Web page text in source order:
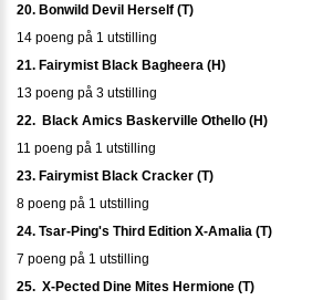
20. Bonwild Devil Herself (T)
14 poeng på 1 utstilling
21. Fairymist Black Bagheera (H)
13 poeng på 3 utstilling
22. Black Amics Baskerville Othello (H)
11 poeng på 1 utstilling
23. Fairymist Black Cracker (T)
8 poeng på 1 utstilling
24. Tsar-Ping's Third Edition X-Amalia (T)
7 poeng på 1 utstilling
25. X-Pected Dine Mites Hermione (T)